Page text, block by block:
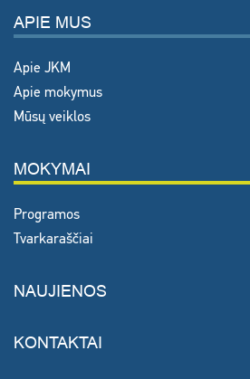
APIE MUS
Apie JKM
Apie mokymus
Mūsų veiklos
MOKYMAI
Programos
Tvarkaraščiai
NAUJIENOS
KONTAKTAI